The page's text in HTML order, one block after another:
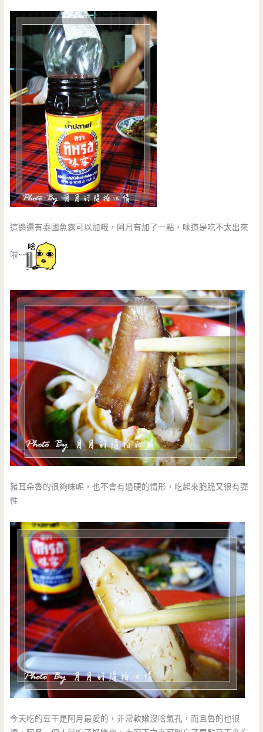
這邊還有泰國魚露可以加哦，阿月有加了一點，味道是吃不太出來
啦~~
豬耳朵魯的很夠味呢，也不會有過硬的情形，吃起來脆脆又很有彈
性
今天吃的豆干是阿月最愛的，非常軟嫩沒啥氣孔，而且魯的也很